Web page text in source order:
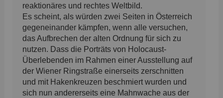
reaktionäres und rechtes Weltbild.
Es scheint, als würden zwei Seiten in Österreich
gegeneinander kämpfen, wenn alle versuchen,
das Aufbrechen der alten Ordnung für sich zu
nutzen. Dass die Porträts von Holocaust-
Überlebenden im Rahmen einer Ausstellung auf
der Wiener Ringstraße einerseits zerschnitten
und mit Hakenkreuzen beschmiert wurden und
sich nun andererseits eine Mahnwache aus der